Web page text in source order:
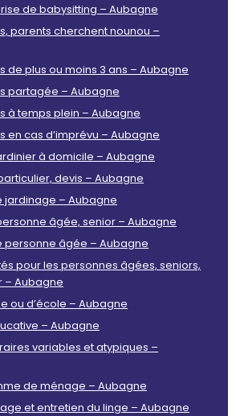
de babysitting – Aubagne
parents cherchent nounou –
de plus ou moins 3 ans – Aubagne
partagée – Aubagne
à temps plein – Aubagne
en cas d’imprévu – Aubagne
à domicile – Aubagne
devis – Aubagne
jardinage – Aubagne
âgée, senior – Aubagne
personne âgée – Aubagne
pour les personnes âgées, seniors,
– Aubagne
ou d’école – Aubagne
– Aubagne
variables et atypiques –
de ménage – Aubagne
et entretien du linge – Aubagne